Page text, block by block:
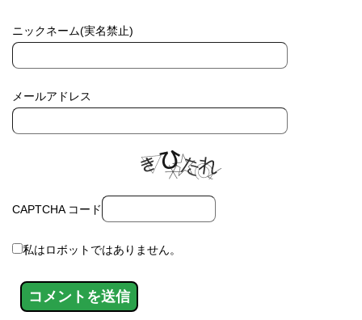
ニックネーム(実名禁止)
メールアドレス
CAPTCHA コード
私はロボットではありません。